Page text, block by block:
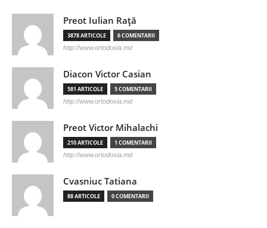
Preot Iulian Raţă
3878 ARTICOLE 6 COMENTARII
http://www.ortodoxia.md
Diacon Victor Casian
581 ARTICOLE 5 COMENTARII
http://www.ortodoxia.md
Preot Victor Mihalachi
210 ARTICOLE 1 COMENTARII
http://www.ortodoxia.md
Cvasniuc Tatiana
88 ARTICOLE 0 COMENTARII